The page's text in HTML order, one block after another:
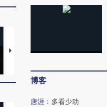
马航飞行员跨国走私7万
视线｜
心“花
博客
唐涯 ： 多看少动